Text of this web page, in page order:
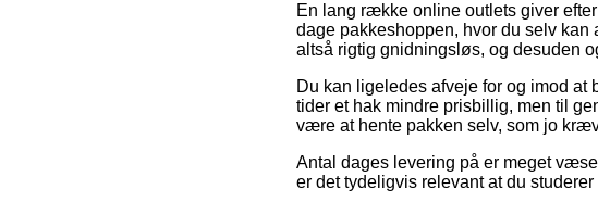
En lang række online outlets giver
dage pakkeshoppen, hvor du selv
altså rigtig gnidningsløs, og desuden
Du kan ligeledes afveje for og imod at
tider et hak mindre prisbillig, men til
være at hente pakken selv, som jo
Antal dages levering på er meget
er det tydeligvis relevant at du